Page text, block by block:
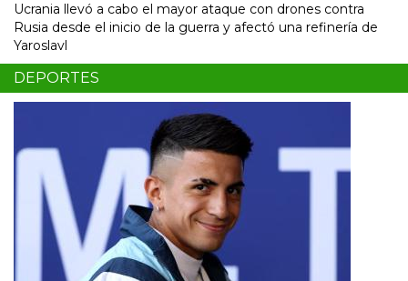
Ucrania llevó a cabo el mayor ataque con drones contra
Rusia desde el inicio de la guerra y afectó una refinería de
Yaroslavl
DEPORTES